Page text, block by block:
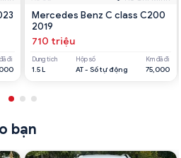
đi
Mercedes Benz C class C200
2019
710 triệu
Dung tích
1.5 L
Hộp số
AT - Số tự động
Km đã đi
75,000
bạn